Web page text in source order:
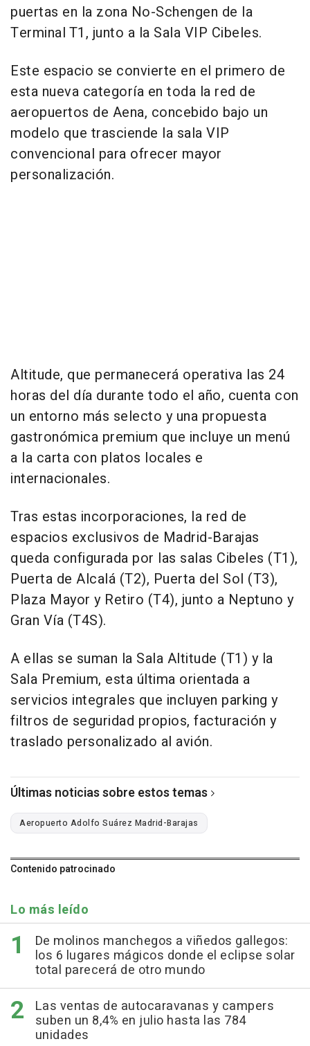
puertas en la zona No-Schengen de la
Terminal T1, junto a la Sala VIP Cibeles.
Este espacio se convierte en el primero de
esta nueva categoría en toda la red de
aeropuertos de Aena, concebido bajo un
modelo que trasciende la sala VIP
convencional para ofrecer mayor
personalización.
Altitude, que permanecerá operativa las 24
horas del día durante todo el año, cuenta con
un entorno más selecto y una propuesta
gastronómica premium que incluye un menú
a la carta con platos locales e
internacionales.
Tras estas incorporaciones, la red de
espacios exclusivos de Madrid-Barajas
queda configurada por las salas Cibeles (T1),
Puerta de Alcalá (T2), Puerta del Sol (T3),
Plaza Mayor y Retiro (T4), junto a Neptuno y
Gran Vía (T4S).
A ellas se suman la Sala Altitude (T1) y la
Sala Premium, esta última orientada a
servicios integrales que incluyen parking y
filtros de seguridad propios, facturación y
traslado personalizado al avión.
Últimas noticias sobre estos temas
Aeropuerto Adolfo Suárez Madrid-Barajas
Contenido patrocinado
Lo más leído
De molinos manchegos a viñedos gallegos:
los 6 lugares mágicos donde el eclipse solar
total parecerá de otro mundo
Las ventas de autocaravanas y campers
suben un 8,4% en julio hasta las 784
unidades